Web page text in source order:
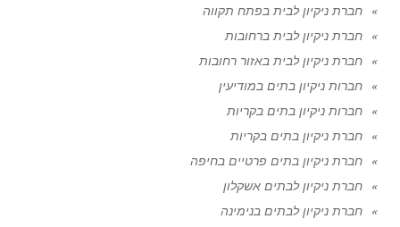
חברת ניקיון לבית בפתח תקווה
חברת ניקיון לבית ברחובות
חברת ניקיון לבית באזור רחובות
חברות ניקיון בתים במודיעין
חברות ניקיון בתים בקריות
חברת ניקיון בתים בקריות
חברת ניקיון בתים פרטיים בחיפה
חברת ניקיון לבתים אשקלון
חברת ניקיון לבתים בנימינה